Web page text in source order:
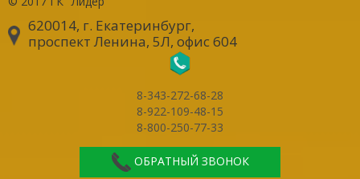
620014, г. Екатеринбург,
проспект Ленина, 5Л, офис 604
8-343-272-68-28
8-922-109-48-15
8-800-250-77-33
ОБРАТНЫЙ ЗВОНОК